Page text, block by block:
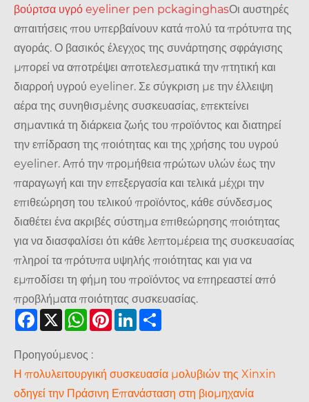
βούρτσα υγρό eyeliner pen pckaginghasΟι αυστηρές
απαιτήσεις που υπερβαίνουν κατά πολύ τα πρότυπα της
αγοράς. Ο βασικός έλεγχος της συνάρτησης σφράγισης
μπορεί να αποτρέψει αποτελεσματικά την πτητική και
διαρροή υγρού eyeliner. Σε σύγκριση με την έλλειψη
αέρα της συνηθισμένης συσκευασίας, επεκτείνει
σημαντικά τη διάρκεια ζωής του προϊόντος και διατηρεί
την επίδραση της ποιότητας και της χρήσης του υγρού
eyeliner. Από την προμήθεια πρώτων υλών έως την
παραγωγή και την επεξεργασία και τελικά μέχρι την
επιθεώρηση του τελικού προϊόντος, κάθε σύνδεσμος
διαθέτει ένα ακριβές σύστημα επιθεώρησης ποιότητας
για να διασφαλίσει ότι κάθε λεπτομέρεια της συσκευασίας
πληροί τα πρότυπα υψηλής ποιότητας και για να
εμποδίσει τη φήμη του προϊόντος να επηρεαστεί από
προβλήματα ποιότητας συσκευασίας.
Facebook
X WhatsApp
PinterestLinkedIn
Προηγούμενος :
Η πολυλειτουργική συσκευασία μολυβιών της Xinxin
οδηγεί την Πράσινη Επανάσταση στη βιομηχανία